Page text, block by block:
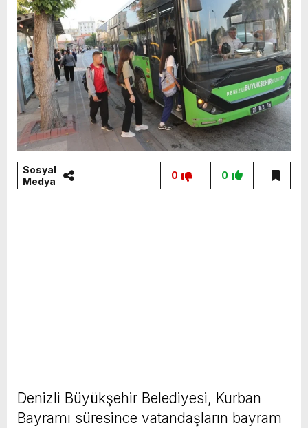
Sosyal
Medya
0
0
Denizli Büyükşehir Belediyesi, Kurban
Bayramı süresince vatandaşların bayram